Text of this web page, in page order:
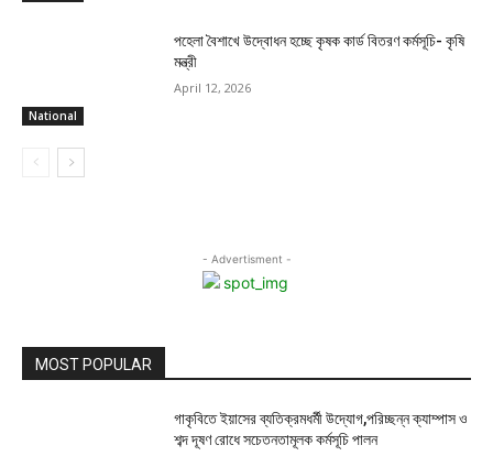
National
পহেলা বৈশাখে উদ্বোধন হচ্ছে কৃষক কার্ড বিতরণ কর্মসূচি- কৃষি
মন্ত্রী
April 12, 2026
- Advertisment -
MOST POPULAR
গাকৃবিতে ইয়াসের ব্যতিক্রমধর্মী উদ্যোগ,পরিচ্ছন্ন ক্যাম্পাস ও
শব্দ দূষণ রোধে সচেতনতামূলক কর্মসূচি পালন